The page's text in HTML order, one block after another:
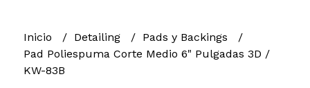
Inicio Detailing
Pads y Backings
Pad Poliespuma Corte Medio 6" Pulgadas 3D /
KW-83B